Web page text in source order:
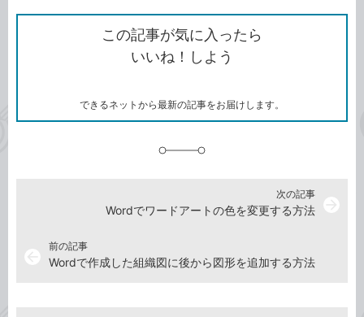
で
シ
ェ
ア
シ
ェ
ア
な
ブ
ッ
ク
ク
ク
を
コ
この記事が気に入ったら
いいね！しよう
できるネットから最新の記事をお届けします。
前の記事
Wordで作成した組織図に後から図形を追加する方法
次の記事
Wordでワードアートの色を変更する方法